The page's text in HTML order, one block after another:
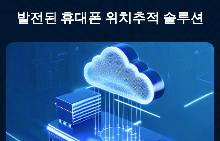
발전된 휴대폰 위치추적 솔루션